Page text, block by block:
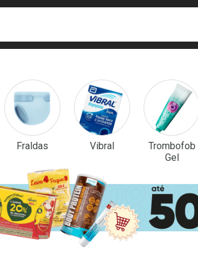
Destaque
Fraldas Vibral
Trombofob
Gel